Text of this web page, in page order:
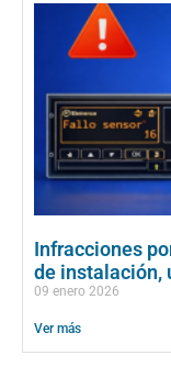
Infracciones
de instalación,
09 enero 2026
Ver más